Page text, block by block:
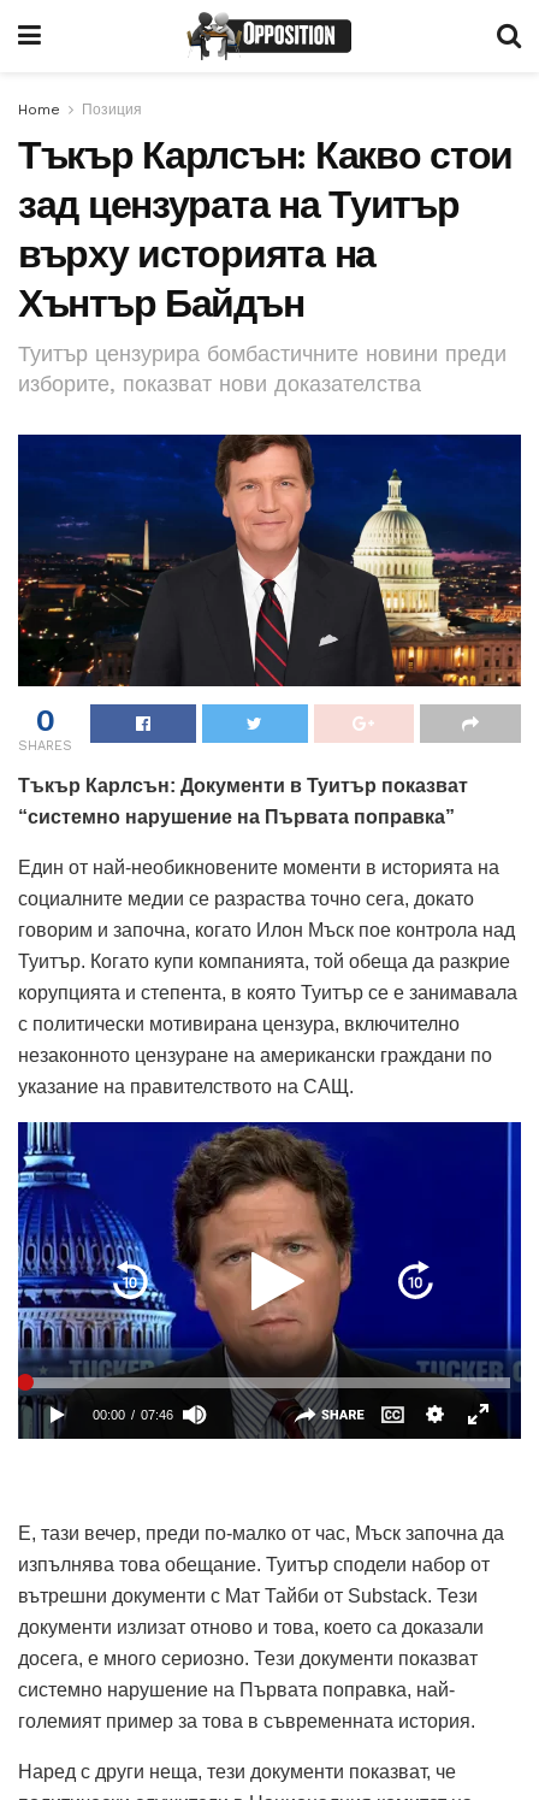
Home Позиция
Тъкър Карлсън: Какво стои
зад цензурата на Туитър
върху историята на
Хънтър Байдън
Туитър цензурира бомбастичните новини преди
изборите, показват нови доказателства
0
SHARES
Тъкър Карлсън: Документи в Туитър показват
“системно нарушение на Първата поправка”
Един от най-необикновените моменти в историята на
социалните медии се разраства точно сега, докато
говорим и започна, когато Илон Мъск пое контрола над
Туитър. Когато купи компанията, той обеща да разкрие
корупцията и степента, в която Туитър се е занимавала
с политически мотивирана цензура, включително
незаконното цензуране на американски граждани по
указание на правителството на САЩ.
Е, тази вечер, преди по-малко от час, Мъск започна да
изпълнява това обещание. Туитър сподели набор от
вътрешни документи с Мат Тайби от Substack. Тези
документи излизат отново и това, което са доказали
досега, е много сериозно. Тези документи показват
системно нарушение на Първата поправка, най-
големият пример за това в съвременната история.
Наред с други неща, тези документи показват, че